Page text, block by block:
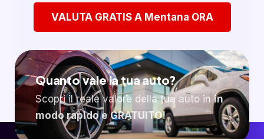
VALUTA GRATIS A Mentana ORA
Quanto vale la tua auto?
Scopri il reale valore della tua auto inin
modo rapido e GRATUITO!